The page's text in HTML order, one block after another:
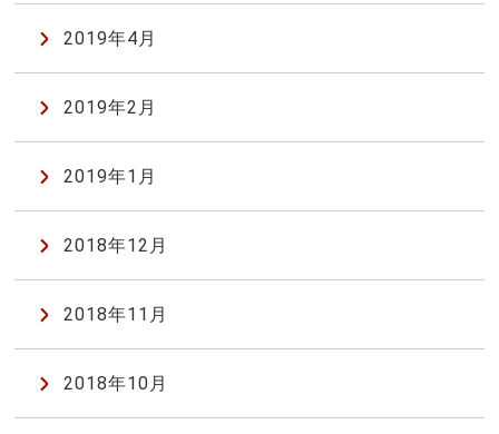
2019年4月
2019年2月
2019年1月
2018年12月
2018年11月
2018年10月